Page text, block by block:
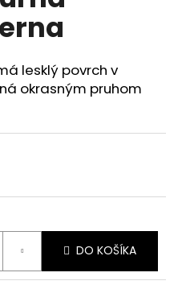
lesklý povrch v
okrasným pruhom
DO KOŠÍKA